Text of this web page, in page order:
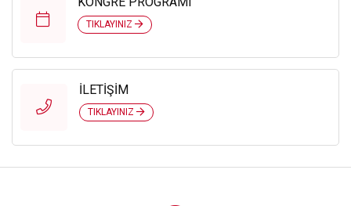
TIKLAYINIZ
İLETİŞİM
TIKLAYINIZ